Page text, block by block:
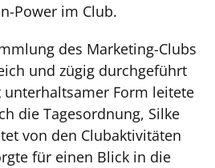
Power im Club.
des Marketing-Clubs
und zügig durchgeführt
Form leitete
die Tagesordnung, Silke
von den Clubaktivitäten
für einen Blick in die